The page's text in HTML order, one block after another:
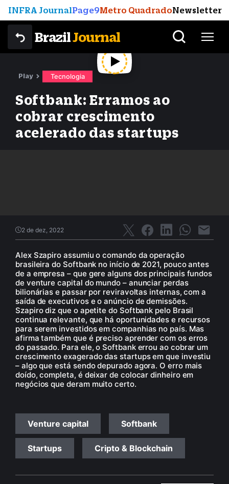
INFRA JournalPage9Metro QuadradoNewsletter
BrazilJournal
Play Tecnologia
Softbank: Erramos ao
cobrar crescimento
acelerado das startups
2 de dez, 2022
Alex Szapiro assumiu o comando da operação
brasileira do Softbank no início de 2021, pouco antes
de a empresa – que gere alguns dos principais fundos
de venture capital do mundo – anunciar perdas
bilionárias e passar por reviravoltas internas, com a
saída de executivos e o anúncio de demissões.
Szapiro diz que o apetite do Softbank pelo Brasil
continua relevante, que há oportunidades e recursos
para serem investidos em companhias no país. Mas
afirma também que é preciso aprender com os erros
do passado. Para ele, o Softbank errou ao cobrar um
crescimento exagerado das startups em que investiu
– algo que está sendo depurado agora. O erro mais
doído, completa, é deixar de colocar dinheiro em
negócios que deram muito certo.
Venture capital Softbank
Startups Cripto & Blockchain